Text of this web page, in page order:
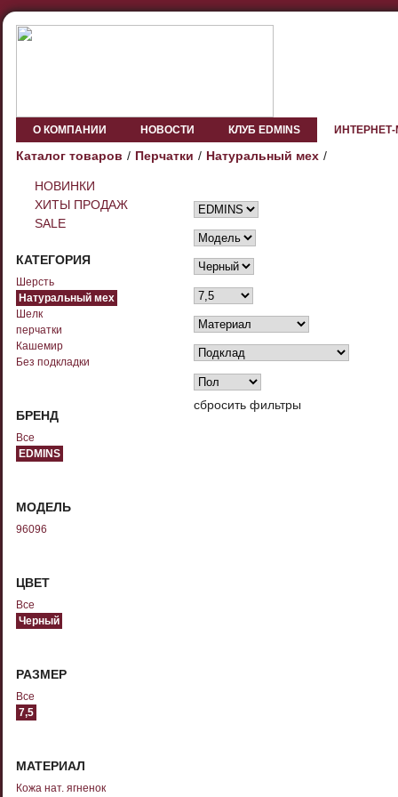
О КОМПАНИИ НОВОСТИ КЛУБ EDMINS
Каталог товаров Перчатки Натуральный мех
НОВИНКИ
ХИТЫ ПРОДАЖ
SALE
КАТЕГОРИЯ
Шерсть
Натуральный мех
Шелк
перчатки
Кашемир
Без подкладки
БРЕНД
Все
EDMINS
МОДЕЛЬ
96096
ЦВЕТ
Все
Черный
РАЗМЕР
Все
7,5
МАТЕРИАЛ
Кожа нат. ягненок
сбросить фильтры